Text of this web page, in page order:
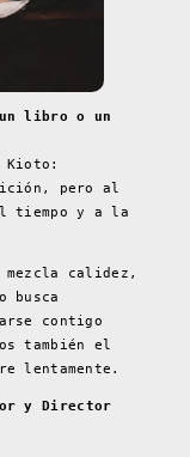
libro o un
Kioto:
pero al
tiempo y a la
calidez,
busca
contigo
también el
lentamente.
y Director